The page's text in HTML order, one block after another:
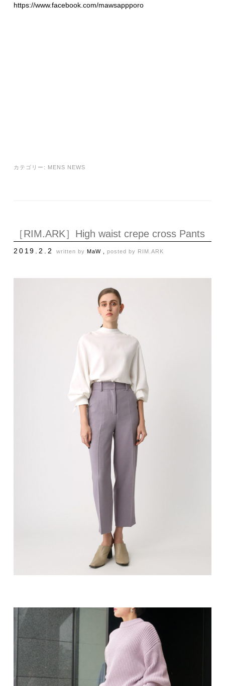
https://www.facebook.com/mawsappporo
カテゴリー: MENS NEWS
［RIM.ARK］High waist crepe cross Pants
2019.2.2written byMaW ,posted by RIM.ARK